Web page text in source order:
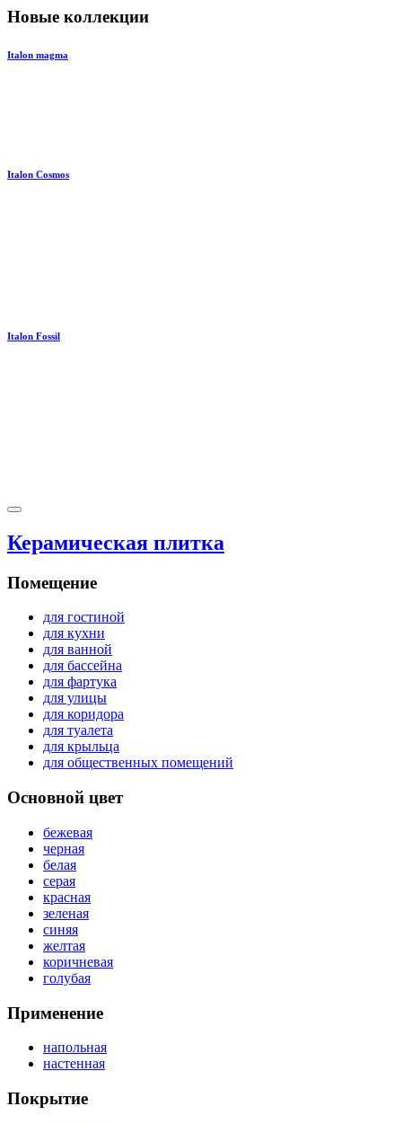
Новые коллекции
Italon magma
Italon Cosmos
Italon Fossil
Керамическая плитка
Помещение
для гостиной
для кухни
для ванной
для бассейна
для фартука
для улицы
для коридора
для туалета
для крыльца
для общественных помещений
Основной цвет
бежевая
черная
белая
серая
красная
зеленая
синяя
желтая
коричневая
голубая
Применение
напольная
настенная
Покрытие